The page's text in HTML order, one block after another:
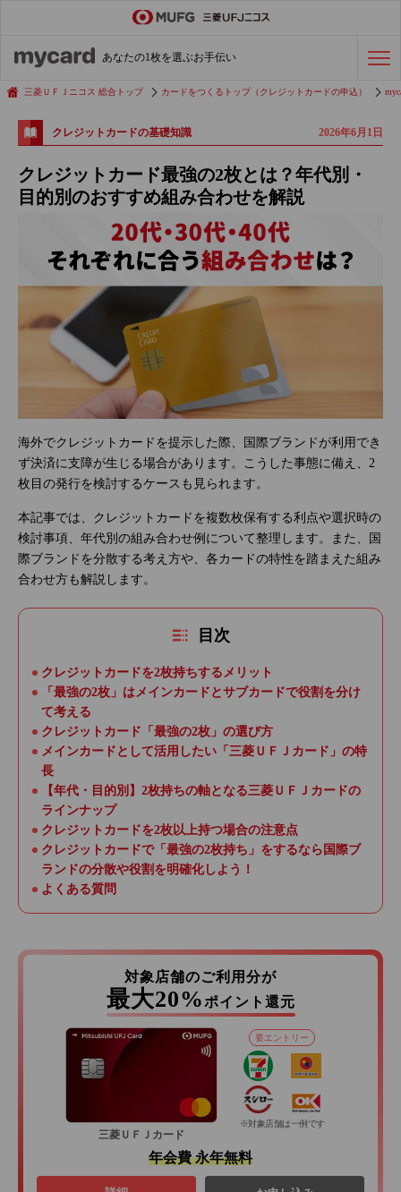
あなたの1枚を選ぶお手伝い
会社経費の支払い 効率化術
三菱ＵＦＪニコス 総合トップ カードをつくるトップ（クレジットカードの申込）
クレジットカードの基礎知識 2026年6月1日
クレジットカード最強の2枚とは？年代別・
目的別のおすすめ組み合わせを解説
海外でクレジットカードを提示した際、国際ブランドが利用でき
ず決済に支障が生じる場合があります。こうした事態に備え、2
枚目の発行を検討するケースも見られます。
本記事では、クレジットカードを複数枚保有する利点や選択時の
検討事項、年代別の組み合わせ例について整理します。また、国
際ブランドを分散する考え方や、各カードの特性を踏まえた組み
合わせ方も解説します。
目次
クレジットカードを2枚持ちするメリット
「最強の2枚」はメインカードとサブカードで役割を分け
て考える
クレジットカード「最強の2枚」の選び方
メインカードとして活用したい「三菱ＵＦＪカード」の特
長
【年代・目的別】2枚持ちの軸となる三菱ＵＦＪカードの
ラインナップ
クレジットカードを2枚以上持つ場合の注意点
クレジットカードで「最強の2枚持ち」をするなら国際ブ
ランドの分散や役割を明確化しよう！
よくある質問
対象店舗のご利用分が
最大20% ポイント還元
三菱ＵＦＪカード
要エントリー
※対象店舗は一例です
年会費 永年無料